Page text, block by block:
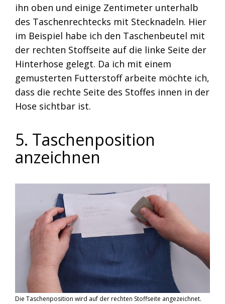
ihn oben und einige Zentimeter unterhalb
des Taschenrechtecks mit Stecknadeln. Hier
im Beispiel habe ich den Taschenbeutel mit
der rechten Stoffseite auf die linke Seite der
Hinterhose gelegt. Da ich mit einem
gemusterten Futterstoff arbeite möchte ich,
dass die rechte Seite des Stoffes innen in der
Hose sichtbar ist.
5. Taschenposition
anzeichnen
Die Taschenposition wird auf der rechten Stoffseite angezeichnet.